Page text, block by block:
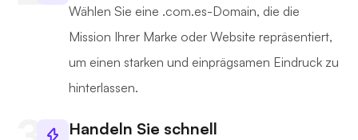
Wählen Sie eine .com.es-Domain, die die
Mission Ihrer Marke oder Website repräsentiert,
um einen starken und einprägsamen Eindruck zu
hinterlassen.
Handeln Sie schnell